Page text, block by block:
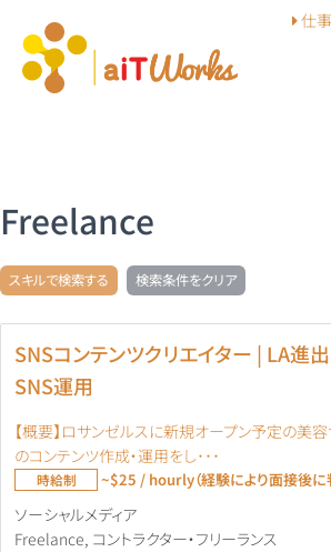
Freelance
仕
スキルで検索する 検索条件をクリア
SNSコンテンツクリエイター | LA進
SNS運用
【概要】ロサンゼルスに新規オープン予定の美
のコンテンツ作成・運用をし･･･
時給制 ~$25 / hourly（経験により面接後に
ソーシャルメディア
Freelance コントラクター・フリーランス